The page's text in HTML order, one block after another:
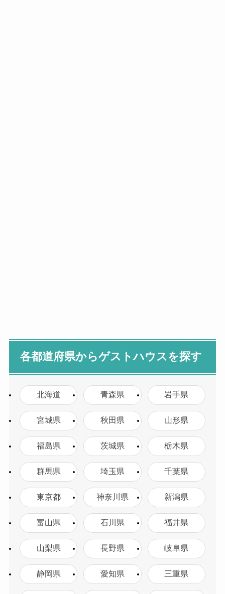
各都道府県からゲストハウスを探す
北海道 青森県 岩手県
宮城県 秋田県 山形県
福島県 茨城県 栃木県
群馬県 埼玉県 千葉県
東京都 神奈川県 新潟県
富山県 石川県 福井県
山梨県 長野県 岐阜県
静岡県 愛知県 三重県